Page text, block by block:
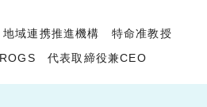
連携推進機構 特命准教授
代表取締役兼CEO